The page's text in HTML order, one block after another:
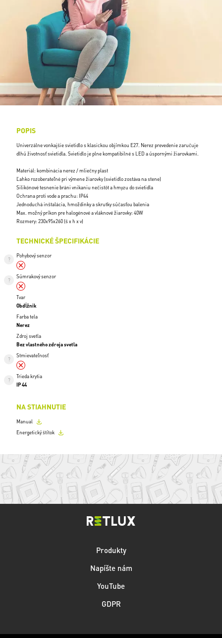
POPIS
Univerzálne vonkajšie svietidlo s klasickou objímkou E27. Nerez prevedenie zaručuje
dlhú životnosť svietidla. Svietidlo je plne kompatibilné s LED a úspornými žiarovkami.
Materiál: kombinácia nerez / mliečny plast
Ľahko rozoberateľné pri výmene žiarovky (svietidlo zostáva na stene)
Silikónové tesnenie bráni vnikaniu nečistôt a hmyzu do svietidla
Ochrana proti vode a prachu: IP44
Jednoduchá inštalácia, hmoždinky a skrutky súčasťou balenia
Max. možný príkon pre halogénové a vláknové žiarovky: 40W
Rozmery: 230x95x260 (š x h x v)
TECHNICKÉ ŠPECIFIKÁCIE
Pohybový senzor
Súmrakový senzor
Tvar
Obdĺžnik
Farba tela
Nerez
Zdroj svetla
Bez vlastného zdroja svetla
Stmievateľnosť
Trieda krytia
IP 44
NA STIAHNUTIE
Manual
Energetický štítok
Produkty
Napíšte nám
YouTube
GDPR